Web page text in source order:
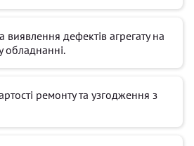
виявлення дефектів агрегату на
обладнанні.
ремонту та узгодження з